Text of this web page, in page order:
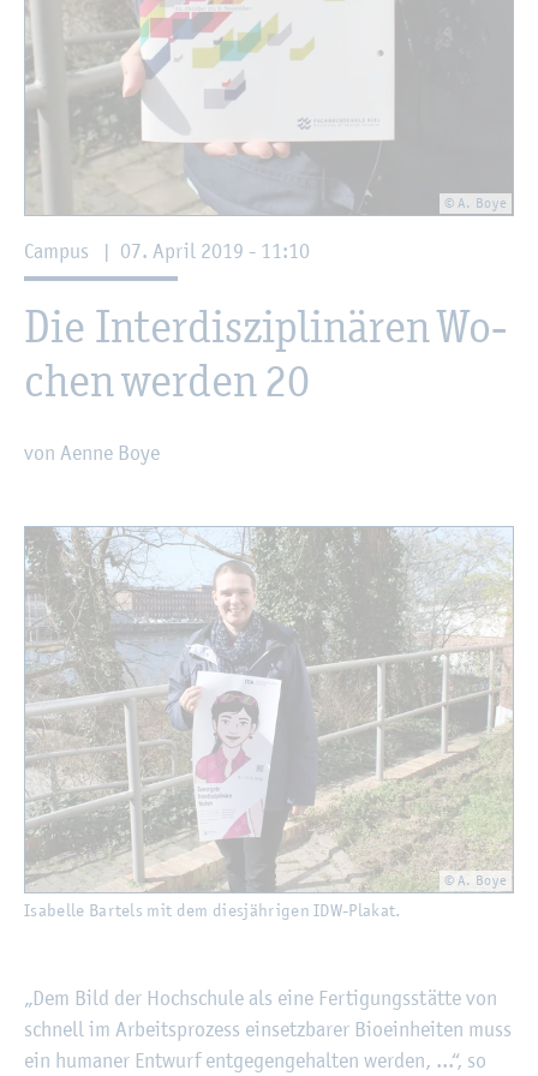
© A. Boye
Cam­pus | 07. April 2019 - 11:10
Die In­ter­dis­zi­pli­nä­ren Wo­
chen wer­den 20
von Aenne Boye
© A. Boye
Isa­bel­le Bar­tels mit dem dies­jäh­ri­gen IDW-Pla­kat.
„Dem Bild der Hoch­schu­le als eine Fer­ti­gungs­stät­te von
schnell im Ar­beits­pro­zess ein­setz­ba­rer Bio­ein­hei­ten muss
ein hu­ma­ner Ent­wurf ent­ge­gen­ge­hal­ten wer­den, ...“, so
©Fach­hoch­schu­le Kiel